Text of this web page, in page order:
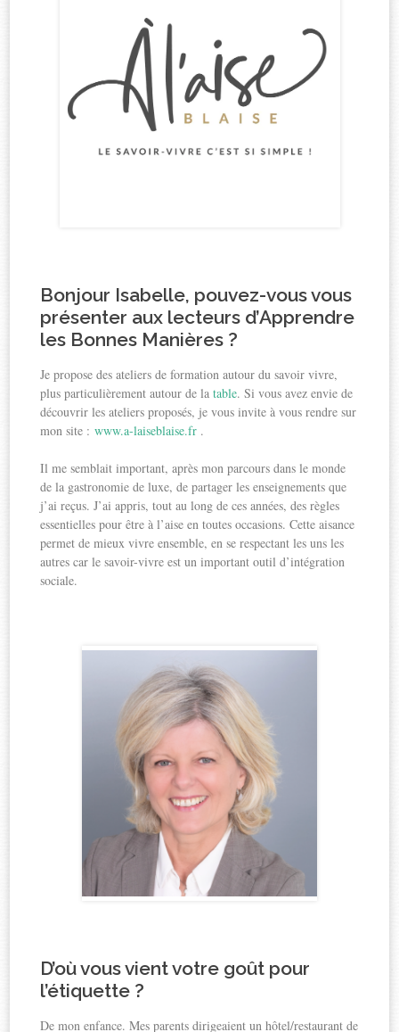
Bonjour Isabelle, pouvez-vous vous
présenter aux lecteurs d’Apprendre
les Bonnes Manières ?
Je propose des ateliers de formation autour du savoir vivre,
plus particulièrement autour de latable. Si vous avez envie de
découvrir les ateliers proposés, je vous invite à vous rendre sur
mon site :www.a-laiseblaise.fr .
Il me semblait important, après mon parcours dans le monde
de la gastronomie de luxe, de partager les enseignements que
j’ai reçus. J’ai appris, tout au long de ces années, des règles
essentielles pour être à l’aise en toutes occasions. Cette aisance
permet de mieux vivre ensemble, en se respectant les uns les
autres car le savoir-vivre est un important outil d’intégration
sociale.
D’où vous vient votre goût pour
l’étiquette ?
De mon enfance. Mes parents dirigeaient un hôtel/restaurant de